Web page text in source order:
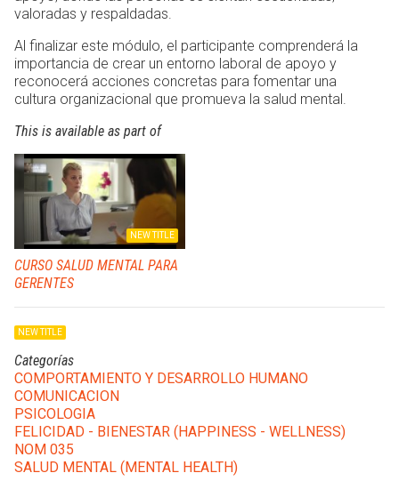
valoradas y respaldadas.
Al finalizar este módulo, el participante comprenderá la
importancia de crear un entorno laboral de apoyo y
reconocerá acciones concretas para fomentar una
cultura organizacional que promueva la salud mental.
This is available as part of
CURSO SALUD MENTAL PARA
GERENTES
NEW TITLE
NEW TITLE
Categorías
COMPORTAMIENTO Y DESARROLLO HUMANO
COMUNICACION
PSICOLOGIA
FELICIDAD - BIENESTAR (HAPPINESS - WELLNESS)
NOM 035
SALUD MENTAL (MENTAL HEALTH)